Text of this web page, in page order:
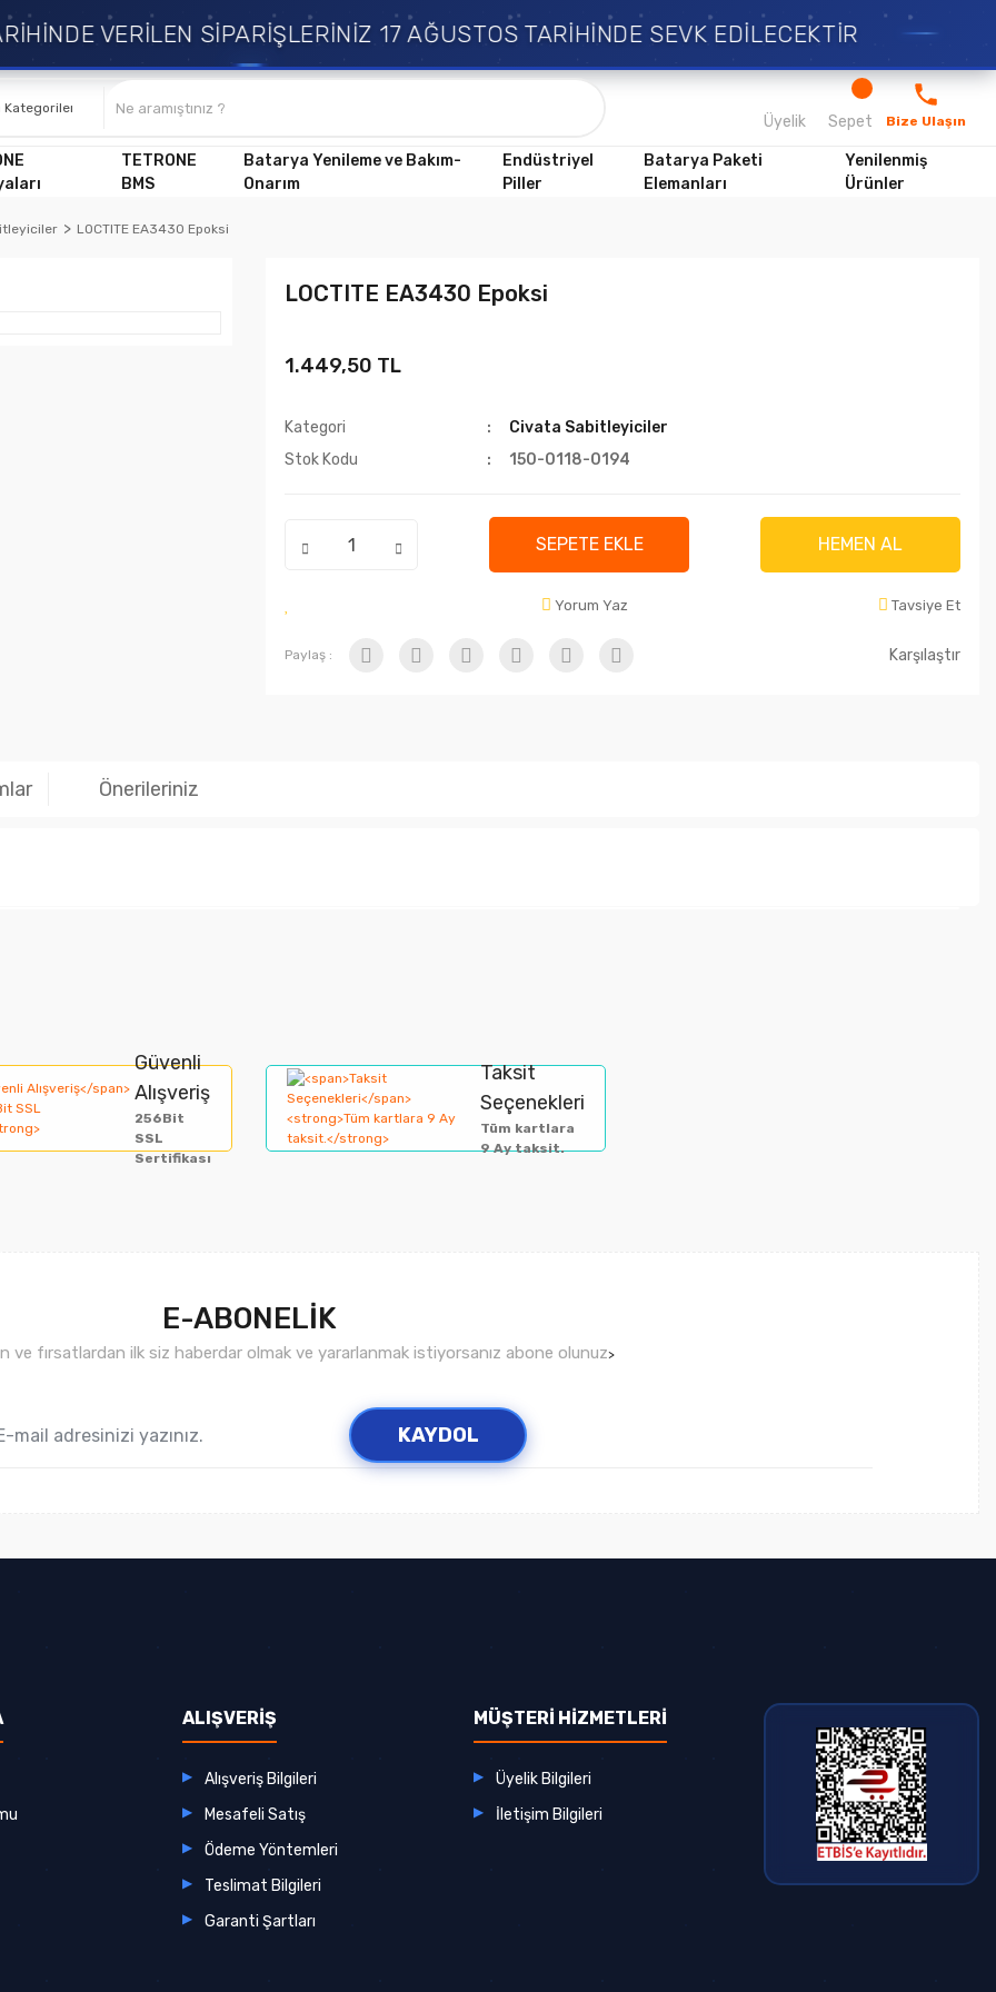
VERİLEN SİPARİŞLERİNİZ 17 AĞUSTOS TARİHİNDE SEVK EDİLECEKTİR
Üyelik Sepet Bize Ulaşın
TETRONE
BMS
Batarya Yenileme ve Bakım-
Onarım
Endüstriyel
Piller
Batarya Paketi
Elemanları
Yenilenmiş
Ürünler
LOCTITE EA3430 Epoksi
LOCTITE EA3430 Epoksi
1.449,50 TL
Kategori
Civata Sabitleyiciler
Stok Kodu
150-0118-0194
SEPETE EKLE HEMEN AL
Yorum Yaz Tavsiye Et
Paylaş : Karşılaştır
Önerileriniz
Gönder
Güvenli
Alışveriş
256Bit
SSL
Sertifikası
Taksit
Seçenekleri
Tüm kartlara
9 Ay taksit.
E-ABONELİK
ve fırsatlardan ilk siz haberdar olmak ve yararlanmak istiyorsanız abone olunuz>
KAYDOL
ALIŞVERİŞ
Alışveriş Bilgileri
Mesafeli Satış
Ödeme Yöntemleri
Teslimat Bilgileri
Garanti Şartları
MÜŞTERİ HİZMETLERİ
Üyelik Bilgileri
İletişim Bilgileri